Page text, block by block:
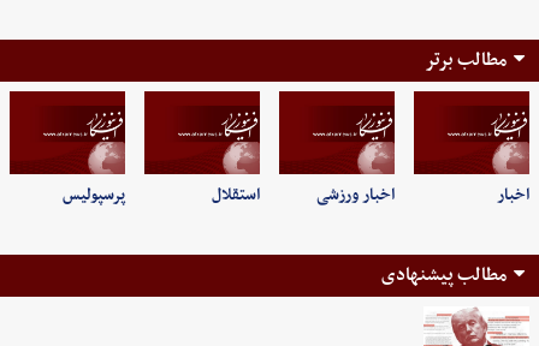
مطالب برتر
اخبار اخبار ورزشی استقلال پرسپولیس
مطالب پیشنهادی